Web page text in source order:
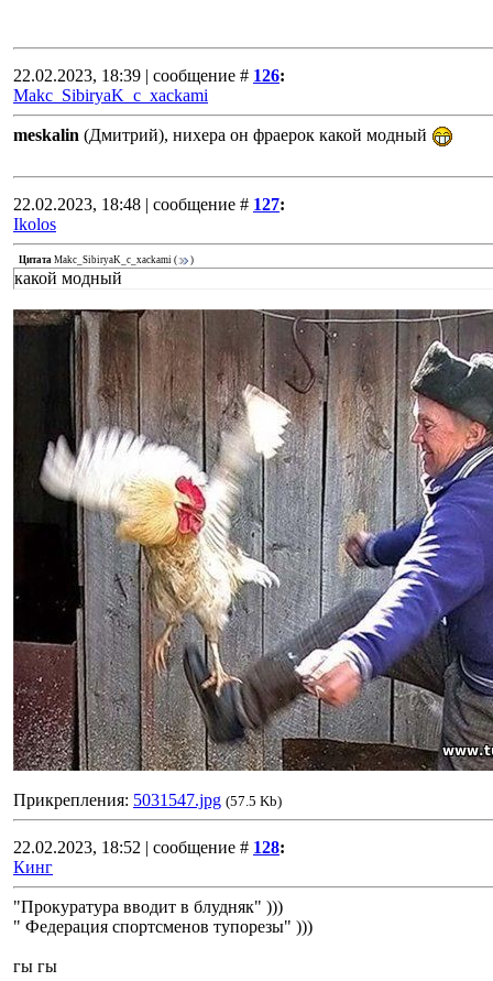
22.02.2023, 18:39 | сообщение # 126:
Makc_SibiryaK_c_xackami
meskalin (Дмитрий), нихера он фраерок какой модный
22.02.2023, 18:48 | сообщение # 127:
Ikolos
Цитата Makc_SibiryaK_c_xackami ( )
какой модный
Прикрепления: 5031547.jpg (57.5 Kb)
22.02.2023, 18:52 | сообщение # 128:
Кинг
"Прокуратура вводит в блудняк" )))
" Федерация спортсменов тупорезы" )))
гы гы